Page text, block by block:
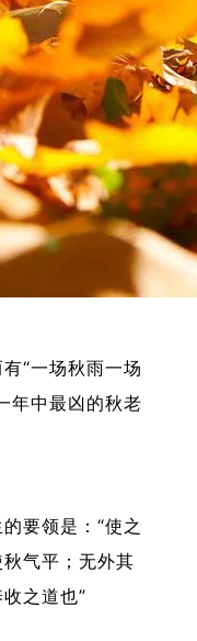
“一场秋雨一场
年中最凶的秋老
要领是：“使之
气平；无外其
之道也”